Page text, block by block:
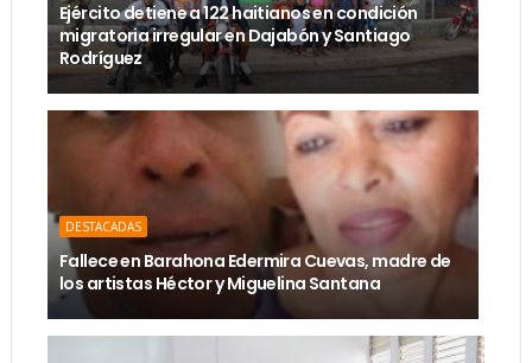
Ejército detiene a 122 haitianos en condición
migratoria irregular en Dajabón y Santiago
Rodríguez
DESTACADAS
Fallece en Barahona Edermira Cuevas, madre de
los artistas Héctor y Miguelina Santana